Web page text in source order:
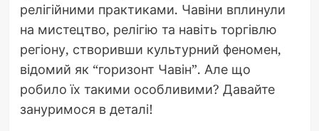
релігійними практиками. Чавіни вплинули
на мистецтво, релігію та навіть торгівлю
регіону, створивши культурний феномен,
відомий як “горизонт Чавін”. Але що
робило їх такими особливими? Давайте
зануримося в деталі!